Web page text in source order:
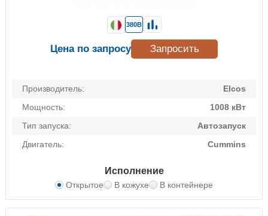
Производитель:
Elcos
Мощность:
1008 кВт
Тип запуска:
Автозапуск
Двигатель:
Cummins
Исполнение
Открытое В кожухе В контейнере
380В
Цена по запросу Запросить